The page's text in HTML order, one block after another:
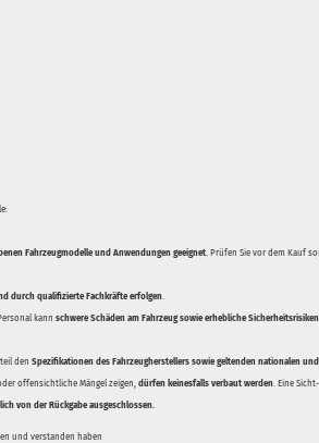
Fahrzeugmodelle und Anwendungen geeignet. Prüfen Sie vor dem Kauf
durch qualifizierte Fachkräfte erfolgen.
kann schwere Schäden am Fahrzeug sowie erhebliche Sicherheitsrisiken
den Spezifikationen des Fahrzeugherstellers sowie geltenden nationalen
offensichtliche Mängel zeigen, dürfen keinesfalls verbaut werden. Eine
von der Rückgabe ausgeschlossen.
und verstanden haben